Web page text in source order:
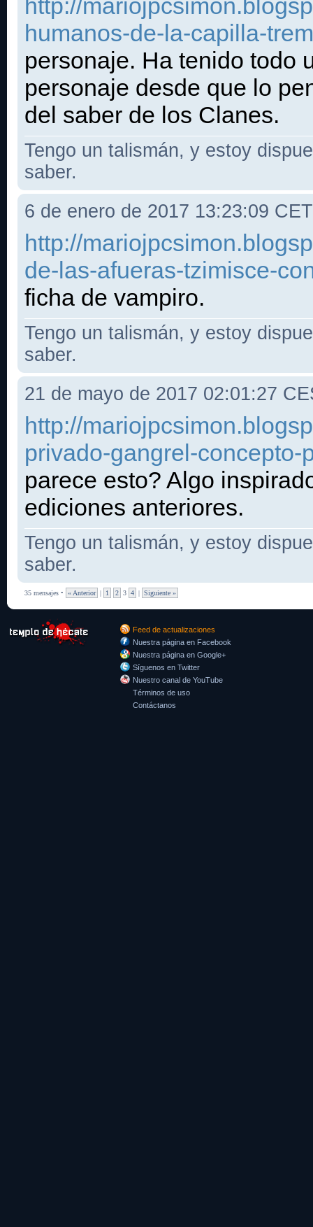
http://
humanos-de-la-capilla-
personaje. Ha tenido todo
personaje desde que lo
del saber de los Clanes.
Tengo un talismán, y estoy
saber.
6 de enero de 2017 13:23:09 CET
http://
de-las-afueras-tzimisce-
ficha de vampiro.
Tengo un talismán, y estoy
saber.
21 de mayo de 2017 02:01:27
http://
privado-gangrel-concepto-
parece esto? Algo
ediciones anteriores.
Tengo un talismán, y estoy
saber.
35 mensajes • « Anterior | 1 2 3 4 | Siguiente »
Feed de actualizaciones
Nuestra página en Facebook
Nuestra página en Google+
Síguenos en Twitter
Nuestro canal de YouTube
Términos de uso
Contáctanos